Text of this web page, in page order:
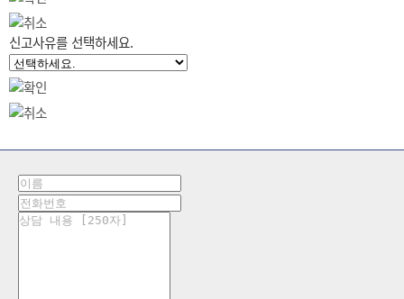
신고사유를 선택하세요.